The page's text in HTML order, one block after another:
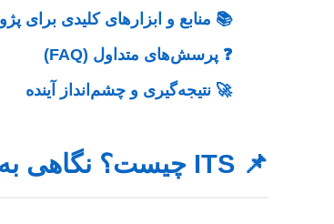
📚 منابع و ابزارهای کلیدی برای
❓ پرسش‌های متداول (FAQ)
🚀 نتیجه‌گیری و چشم‌انداز آینده
📌 ITS چیست؟ نگاهی به آینده